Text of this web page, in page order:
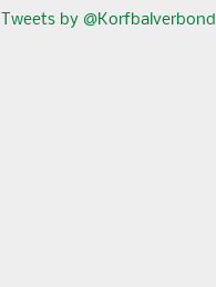
Tweets by @Korfbalverbond